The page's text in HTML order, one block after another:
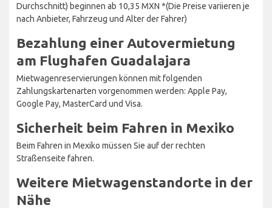
Durchschnitt) beginnen ab 10,35 MXN *(Die Preise variieren je
nach Anbieter, Fahrzeug und Alter der Fahrer)
Bezahlung einer Autovermietung
am Flughafen Guadalajara
Mietwagenreservierungen können mit folgenden
Zahlungskartenarten vorgenommen werden: Apple Pay,
Google Pay, MasterCard und Visa.
Sicherheit beim Fahren in Mexiko
Beim Fahren in Mexiko müssen Sie auf der rechten
Straßenseite fahren.
Weitere Mietwagenstandorte in der
Nähe